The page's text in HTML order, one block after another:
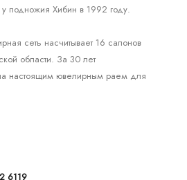
у подножия Хибин в 1992 году.
сеть насчитывает 16 салонов
области. За 30 лет
настоящим ювелирным раем для
6119